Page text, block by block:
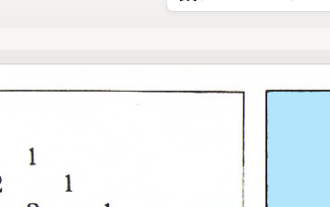
1994
1999
2000
2001
2002
2003
2004
2005
2006